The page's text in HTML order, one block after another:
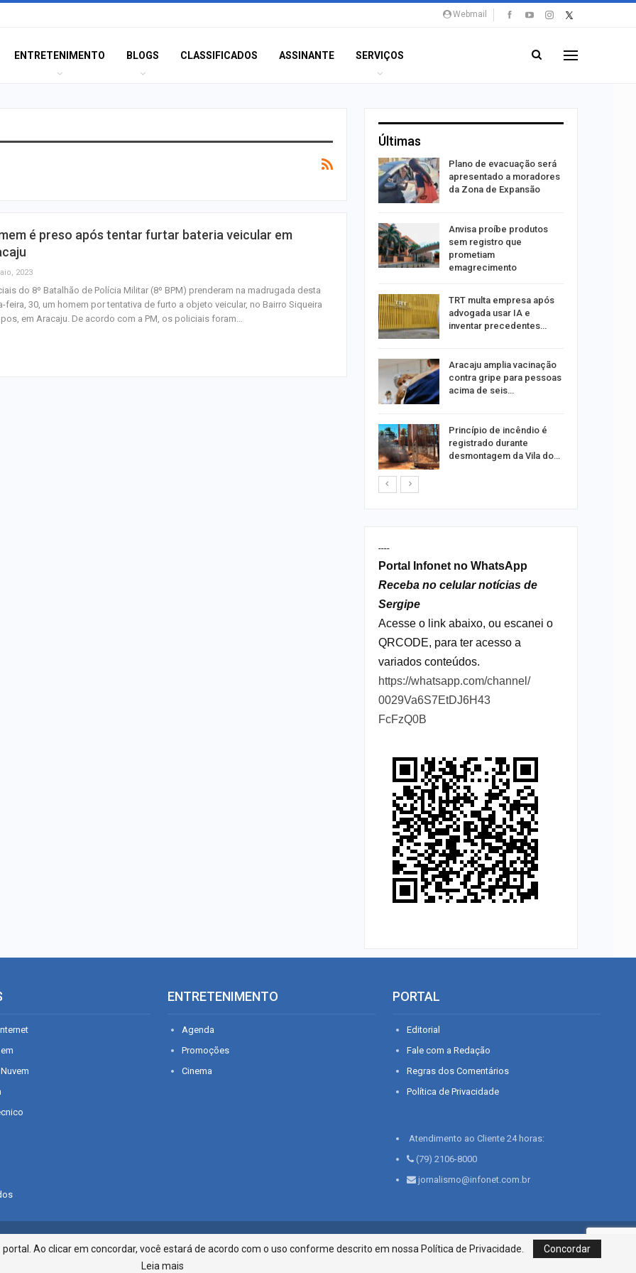
Webmail
ENTRETENIMENTO BLOGS CLASSIFICADOS ASSINANTE SERVIÇOS
é preso após tentar furtar bateria veicular em
2023
do 8º Batalhão de Polícia Militar (8º BPM) prenderam na madrugada desta
feira, 30, um homem por tentativa de furto a objeto veicular, no Bairro Siqueira
em Aracaju. De acordo com a PM, os policiais foram…
Últimas
Polícia Civil investiga
Câmara de Itabaianinha
abre concurso com
Filarmônica de Itabaiana
realiza concerto em
Plano de evacuação será
apresentado a moradores
da Zona de Expansão
Anvisa proíbe produtos
sem registro que
prometiam
emagrecimento
TRT multa empresa após
advogada usar IA e
inventar precedentes…
Aracaju amplia vacinação
contra gripe para pessoas
acima de seis…
Princípio de incêndio é
registrado durante
desmontagem da Vila do…
----
Portal Infonet no WhatsApp
Receba no celular notícias de
Sergipe
Acesse o link abaixo, ou escanei o
QRCODE, para ter acesso a
variados conteúdos.
https://whatsapp.com/channel/
0029Va6S7EtDJ6H43
FcFzQ0B
ENTRETENIMENTO
Agenda
Promoções
Cinema
PORTAL
Editorial
Fale com a Redação
Regras dos Comentários
Política de Privacidade
Atendimento ao Cliente 24 horas:
(79) 2106-8000
jornalismo@infonet.com.br
Infonet - Rua Monsenhor Silveira 276, Bairro São José | Aracaju-SE, CEP 49015-030, Fone: 79.2106.8000 - CI
Centro de Informações LTDA
Ao clicar em concordar, você estará de acordo com o uso conforme descrito em nossa Política de Privacidade.
Concordar
Leia mais